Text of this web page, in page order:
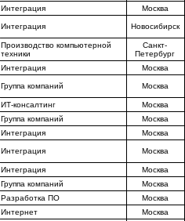
Интеграция Москва
Интеграция Новосибирск
Производство компьютерной
техники
Санкт-
Петербург
Интеграция Москва
Группа компаний Москва
ИТ-консалтинг
Москва
Группа компаний
Москва
Интеграция Москва
Интеграция Москва
Интеграция
Москва
Группа компаний
Москва
Разработка ПО
Москва
Интернет
Москва